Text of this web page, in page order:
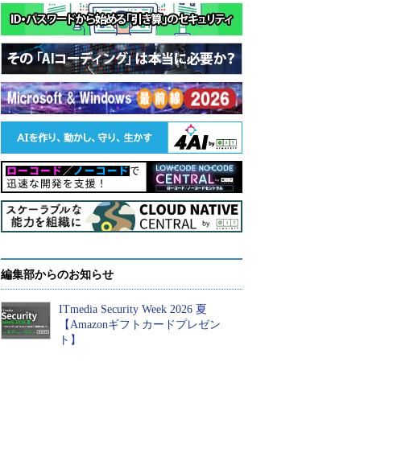
編集部からのお知らせ
ITmedia Security Week 2026 夏
【Amazonギフトカードプレゼン
ト】